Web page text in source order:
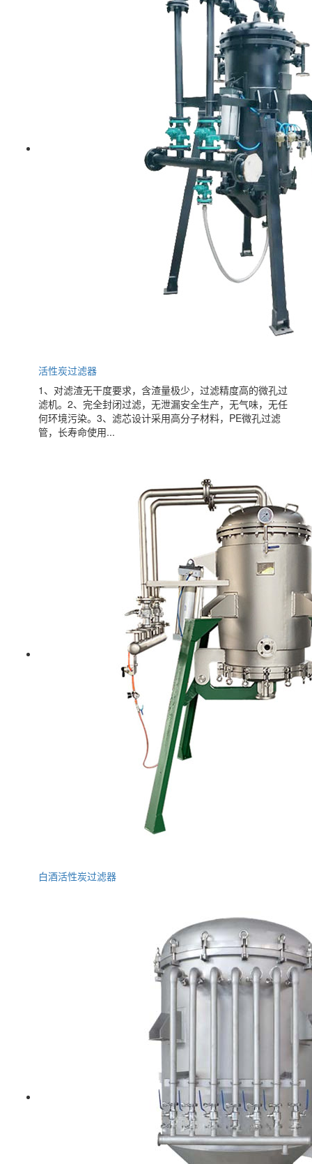
活性炭过滤器
1、对滤渣无干度要求，含渣量极少，过滤精度高的微孔过
滤机。2、完全封闭过滤，无泄漏安全生产，无气味，无任
何环境污染。3、滤芯设计采用高分子材料，PE微孔过滤
管，长寿命使用...
白酒活性炭过滤器